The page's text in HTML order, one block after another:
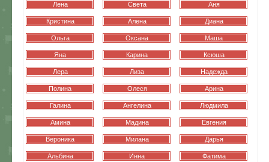
Лена Света Аня
Кристина Алена Диана
Ольга Оксана Маша
Яна Карина Ксюша
Лера Лиза Надежда
Полина Олеся Арина
Галина Ангелина Людмила
Амина Мадина Евгения
Вероника Милана Дарья
Альбина Инна Фатима